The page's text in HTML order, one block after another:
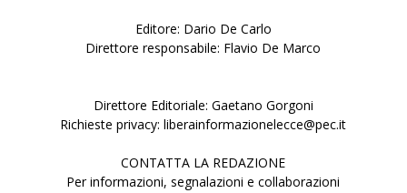
Editore: Dario De Carlo
Direttore responsabile: Flavio De Marco
Direttore Editoriale: Gaetano Gorgoni
Richieste privacy: liberainformazionelecce@pec.it
CONTATTA LA REDAZIONE
Per informazioni, segnalazioni e collaborazioni